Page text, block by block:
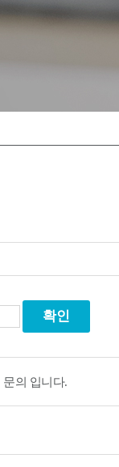
의 입니다.